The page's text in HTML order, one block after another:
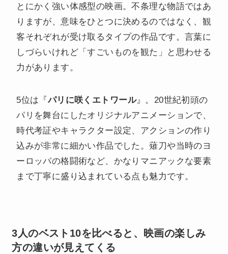
とにかく強い体感型の映画。不条理な物語ではあ
りますが、意味をひとつに決めるのではなく、観
客それぞれが受け取るタイプの作品です。言葉に
しづらいけれど「すごいものを観た」と思わせる
力があります。
5位は『パリに咲くエトワール』。20世紀初頭の
パリを舞台にしたオリジナルアニメーションで、
時代考証やキャラクター設定、アクションの作り
込みが非常に細かい作品でした。薙刀や当時のヨ
ーロッパの格闘術など、かなりマニアックな要素
まで丁寧に盛り込まれている点も魅力です。
3人のベスト10を比べると、映画の楽しみ
方の違いが見えてくる